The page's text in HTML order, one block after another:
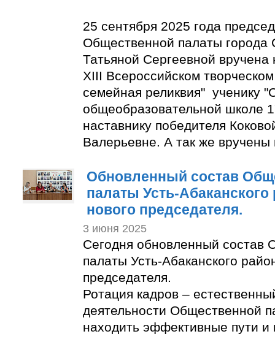
25 сентября 2025 года
Общественной палаты города
Татьяной Сергеевной вручена
XIII Всероссийском
семейная реликвия" ученику
общеобразовательной школе
наставнику победителя
Валерьевне. А так же вручены
Обновленный состав
палаты Усть-
нового председателя.
3 июня 2025
Сегодня обновленный состав
палаты Усть-Абаканского
председателя.
Ротация кадров –
деятельности Общественной
находить эффективные пути